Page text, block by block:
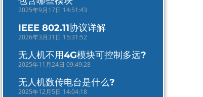
2025年9月17日 14:51:43
IEEE 802.11协议详解
2026年3月31日 15:31:52
无人机不用4G模块可控制多远?
2025年11月24日 09:49:28
无人机数传电台是什么?
2025年12月5日 14:04:18